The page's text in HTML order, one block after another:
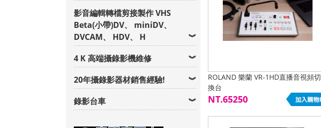
影音編輯轉檔剪接製作 VHS
Beta(小帶)DV、 miniDV、
DVCAM、 HDV、 H
4 K 高端攝錄影機維修
20年攝錄影器材銷售經驗!
錄影台車
ROLAND 樂蘭 VR-1HD直播音視頻切
換台
NT.65250